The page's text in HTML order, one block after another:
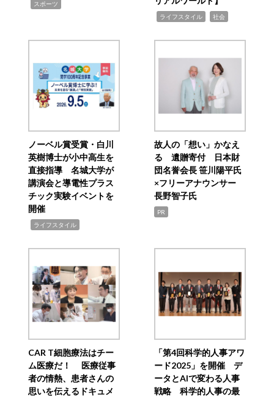
スポーツ
ライフスタイル 社会
ノーベル賞受賞・白川
英樹博士が小中高生を
直接指導 名城大学が
講演会と導電性プラス
チック実験イベントを
開催
ライフスタイル
故人の「想い」かなえ
る 遺贈寄付 日本財
団名誉会長 笹川陽平氏
×フリーアナウンサー
長野智子氏
PR
CAR T細胞療法はチー
ム医療だ！ 医療従事
者の情熱、患者さんの
思いを伝えるドキュメ
「第4回科学的人事アワ
ード2025」を開催 デ
ータとAIで変わる人事
戦略 科学的人事の最